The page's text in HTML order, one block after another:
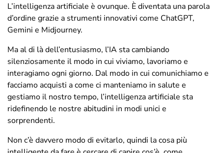
L’intelligenza artificiale è ovunque. È diventata una parola
d’ordine grazie a strumenti innovativi come ChatGPT,
Gemini e Midjourney.
Ma al di là dell’entusiasmo, l’IA sta cambiando
silenziosamente il modo in cui viviamo, lavoriamo e
interagiamo ogni giorno. Dal modo in cui comunichiamo e
facciamo acquisti a come ci manteniamo in salute e
gestiamo il nostro tempo, l’intelligenza artificiale sta
ridefinendo le nostre abitudini in modi unici e
sorprendenti.
Non c’è davvero modo di evitarlo, quindi la cosa più